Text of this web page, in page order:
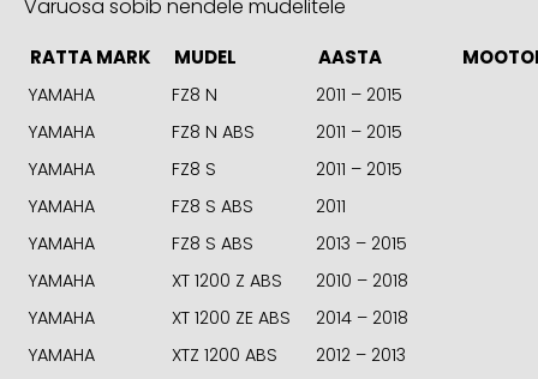
Varuosa sobib nendele mudelitele
RATTA MARK MUDEL AASTA
YAMAHA FZ8 N
2011 – 2015
YAMAHA
FZ8 N ABS
2011 – 2015
YAMAHA
FZ8 S
2011 – 2015
YAMAHA
FZ8 S ABS
2011
YAMAHA
FZ8 S ABS
2013 – 2015
YAMAHA
XT 1200 Z ABS
2010 – 2018
YAMAHA
XT 1200 ZE ABS
2014 – 2018
YAMAHA
XTZ 1200 ABS
2012 – 2013